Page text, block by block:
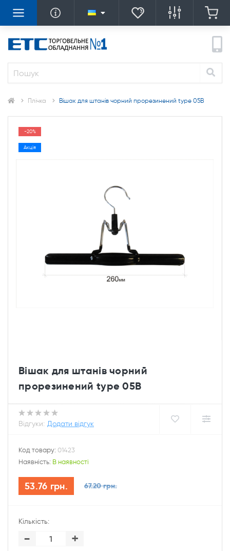
Плічка Вішак для штанів чорний прорезинений type 05B
-20%
Акція
Вішак для штанів чорний
прорезинений type 05B
Відгуки: Додати відгук
Код товару: 01423
Наявність: В наявності
53.76 грн. 67.20 грн.
Кількість:
- +